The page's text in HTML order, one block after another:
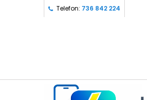
Telefon: 736 842 224